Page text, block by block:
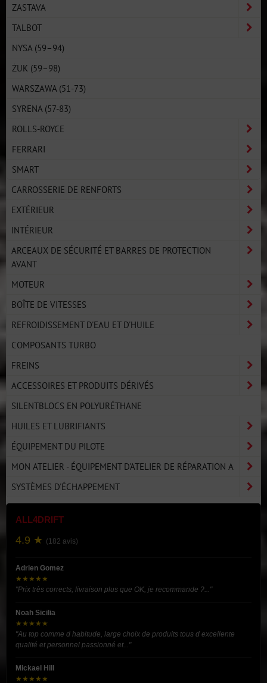
ZASTAVA
TALBOT
NYSA (59–94)
ŻUK (59–98)
WARSZAWA (51-73)
SYRENA (57-83)
ROLLS-ROYCE
FERRARI
SMART
CARROSSERIE DE RENFORTS
EXTÉRIEUR
INTÉRIEUR
ARCEAUX DE SÉCURITÉ ET BARRES DE PROTECTION
AVANT
MOTEUR
BOÎTE DE VITESSES
REFROIDISSEMENT D'EAU ET D'HUILE
COMPOSANTS TURBO
FREINS
ACCESSOIRES ET PRODUITS DÉRIVÉS
SILENTBLOCS EN POLYURÉTHANE
HUILES ET LUBRIFIANTS
ÉQUIPEMENT DU PILOTE
MON ATELIER - ÉQUIPEMENT D'ATELIER DE RÉPARATION A
SYSTÈMES D'ÉCHAPPEMENT
ALL4DRIFT
4.9 ★ (182 avis)
Adrien Gomez
★★★★★
"Prix très corrects, livraison plus que OK, je recommande ?..."
Noah Sicilia
★★★★★
"Au top comme d habitude, large choix de produits tous d excellente
qualité et personnel passionné et..."
Mickael Hill
★★★★★